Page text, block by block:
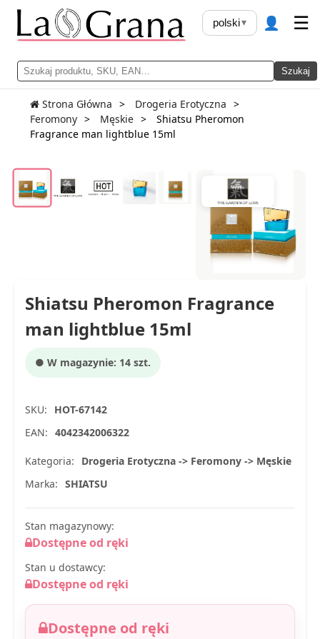
Szukaj
polski▾ 👤 ☰
Strona Główna
Drogeria Erotyczna
Feromony
Męskie
Shiatsu Pheromon
Fragrance man lightblue 15ml
Shiatsu Pheromon Fragrance
man lightblue 15ml
● W magazynie: 14 szt.
SKU:
HOT-67142
EAN: 4042342006322
Kategoria:
Drogeria Erotyczna -> Feromony -> Męskie
Marka: SHIATSU
Stan magazynowy:
Dostępne od ręki
Stan u dostawcy:
Dostępne od ręki
Dostępne od ręki